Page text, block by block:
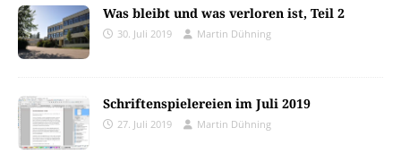
Was bleibt und was verloren ist, Teil 2
30. Juli 2019 Martin Dühning
Schriftenspielereien im Juli 2019
27. Juli 2019 Martin Dühning